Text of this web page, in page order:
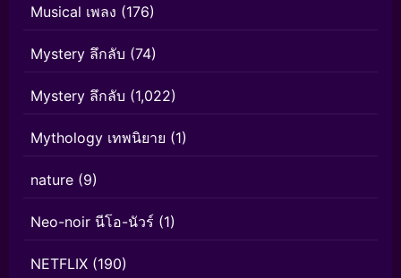
Musical เพลง (176)
Mystery ลึกลับ (74)
Mystery ลึกลับ (1,022)
Mythology เทพนิยาย (1)
nature (9)
Neo-noir นีโอ-นัวร์ (1)
NETFLIX (190)